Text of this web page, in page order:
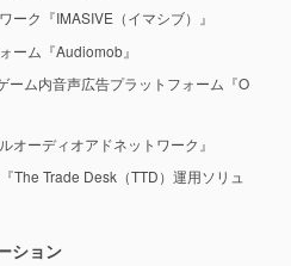
ーク『IMASIVE（イマシブ）』
ーム『Audiomob』
ーム内音声広告プラットフォーム『O
オーディオアドネットワーク』
The Trade Desk（TTD）運用ソリュ
ション